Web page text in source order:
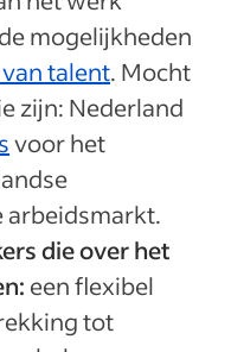
mogelijkheden
talent. Mocht
zijn: Nederland
voor het
arbeidsmarkt.
die over het
een flexibel
tot